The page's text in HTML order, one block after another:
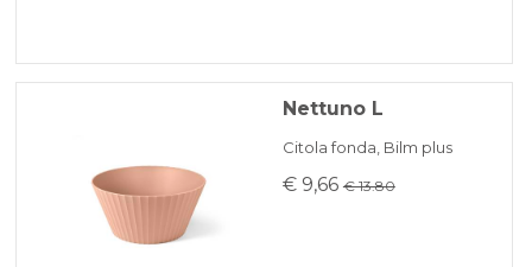
Nettuno L
Citola fonda, Bilm plus
€ 9,66 € 13.80